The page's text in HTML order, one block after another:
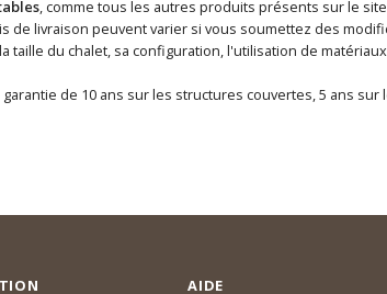
, comme tous les autres produits présents sur le
de livraison peuvent varier si vous soumettez des
taille du chalet, sa configuration, l'utilisation de
de 10 ans sur les structures couvertes, 5 ans
AIDE